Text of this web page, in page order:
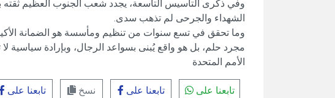
وفي ذكرى التأسيس التاسعة، يجدد شعب الجنوب العظيم ثقته
الشهداء والجرحى لم تذهب سدى.
وما تحقق في تسع سنوات من تنظيم ومأسسة هو الضمانة
مجرد حلم، بل هو واقع يُبنى بسواعد الرجال، وبإرادة
الأمم المتحدة
تابعنا على تابعنا على نسخ تابعنا على